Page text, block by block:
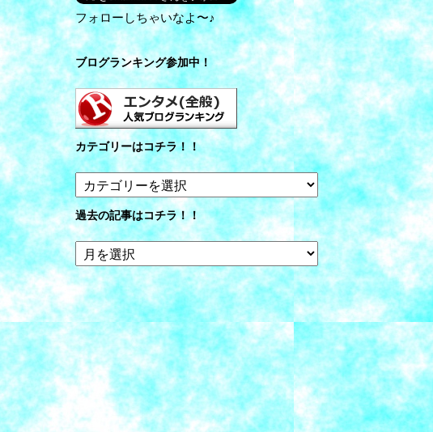
フォローしちゃいなよ〜♪
ブログランキング参加中！
カテゴリーはコチラ！！
テ
ゴ
リ
ー
は
コ
チ
ラ！！
過去の記事はコチラ！！
過
去
の
記
事
は
コ
チ
ラ！！